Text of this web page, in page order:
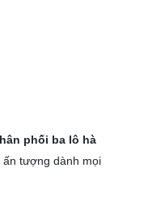
phối ba lô hà
ấn tượng dành mọi